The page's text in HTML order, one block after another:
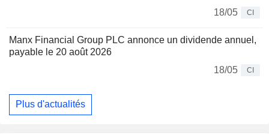
18/05
CI
Manx Financial Group PLC annonce un dividende annuel,
payable le 20 août 2026
18/05
CI
Plus d'actualités